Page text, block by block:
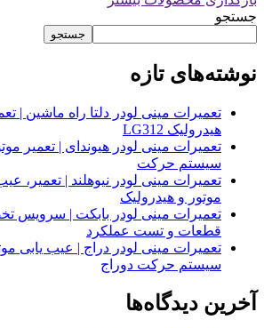
جستجو
جستجو
نوشته‌های تازه
تعمیرات مینی لودر دلتا راه ماشین |
هیدرولیک LG312
تعمیرات مینی لودر هیوندای | تعمیر
سیستم حرکت
تعمیرات مینی لودر نیوهلند | تعمیر،
موتور و هیدرولیک
تعمیرات مینی لودر بابکت | سرویس
قطعات و تست عملکرد
تعمیرات مینی لودر دراج | عیب یابی
سیستم حرکت دوراج
آخرین دیدگاه‌ها